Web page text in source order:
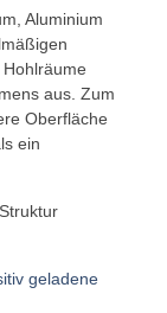
Aluminium
aus. Zum
Oberfläche
ein
geladene